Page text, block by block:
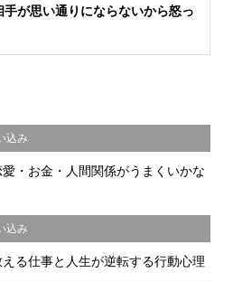
が思い通りにならないから怒っ
込み
・お金・人間関係がうまくいかな
込み
える仕事と人生が逆転する行動心理